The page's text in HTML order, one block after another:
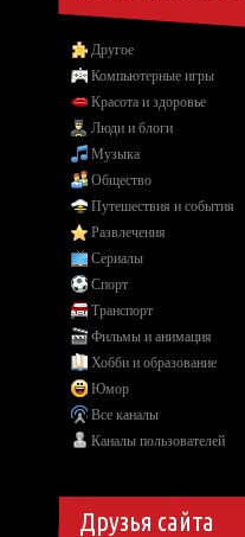
Другое
Компьютерные игры
Красота и здоровье
Люди и блоги
Музыка
Общество
Путешествия и события
Развлечения
Сериалы
Спорт
Транспорт
Фильмы и анимация
Хобби и образование
Юмор
Все каналы
Каналы пользователей
Друзья сайта